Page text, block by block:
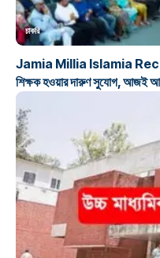
চাকরি
Jamia Millia Islamia
শিক্ষক হওয়ার দারুণ সুযোগ, আজই